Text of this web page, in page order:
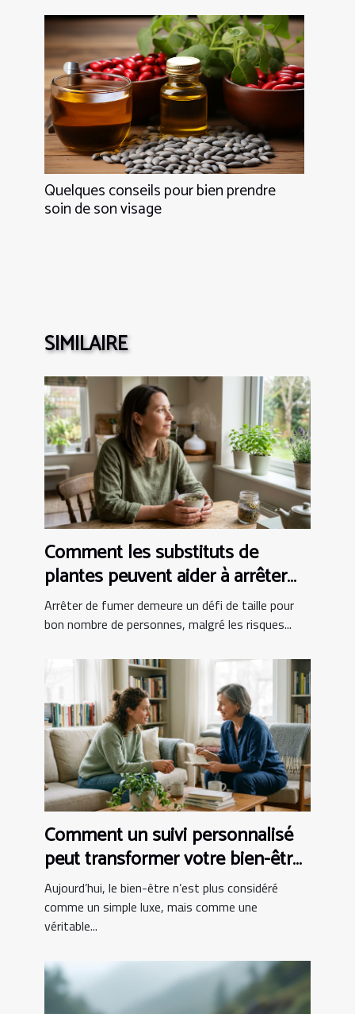
Quelques conseils pour bien prendre
soin de son visage
SIMILAIRE
Comment les substituts de
plantes peuvent aider à arrêter
de fumer ?
Arrêter de fumer demeure un défi de taille pour
bon nombre de personnes, malgré les risques...
Comment un suivi personnalisé
peut transformer votre bien-être
?
Aujourd’hui, le bien-être n’est plus considéré
comme un simple luxe, mais comme une
véritable...